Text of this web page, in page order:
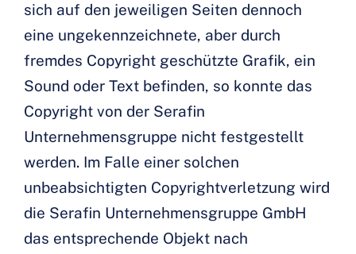
sich auf den jeweiligen Seiten dennoch
eine ungekennzeichnete, aber durch
fremdes Copyright geschützte Grafik, ein
Sound oder Text befinden, so konnte das
Copyright von der Serafin
Unternehmensgruppe nicht festgestellt
werden. Im Falle einer solchen
unbeabsichtigten Copyrightverletzung wird
die Serafin Unternehmensgruppe GmbH
das entsprechende Objekt nach